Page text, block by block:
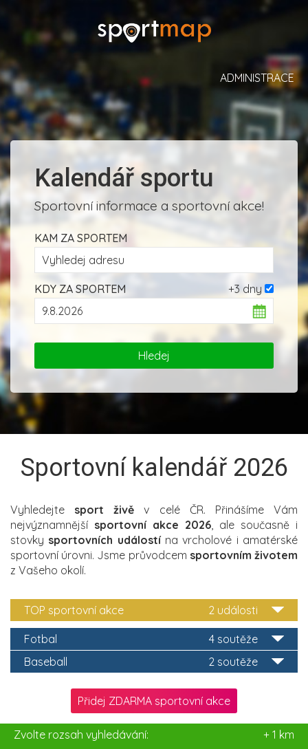
ADMINISTRACE
Kalendář sportu
Sportovní informace a sportovní akce!
KAM ZA SPORTEM
+3 dny
KDY ZA SPORTEM
Sportovní kalendář 2026
Vyhledejte sport živě v celé ČR. Přinášíme Vám
nejvýznamnější sportovní akce 2026, ale současně i
stovky sportovních událostína vrcholové i amatérské
sportovní úrovni. Jsme průvodcem sportovním životem
z Vašeho okolí.
2 události
TOP sportovní akce
4 soutěže
Fotbal
2 soutěže
Baseball
Přidej ZDARMA sportovní akce
Zvolte rozsah vyhledávání:
+ 1 km